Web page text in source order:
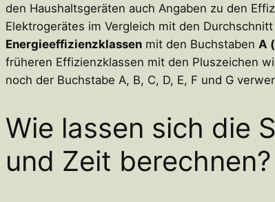
den Haushaltsgeräten auch Angaben zu den
Elektrogerätes im Vergleich mit den
Energieeffizienzklassen mit den Buchstaben A
früheren Effizienzklassen mit den Pluszeichen
noch der Buchstabe A, B, C, D, E, F und G
Wie lassen sich die
und Zeit berechnen?